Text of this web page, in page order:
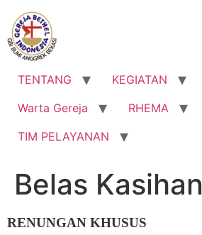
Lewati
konten
TENTANG KEGIATAN
Warta Gereja
RHEMA
TIM PELAYANAN
Belas Kasihan
RENUNGAN KHUSUS